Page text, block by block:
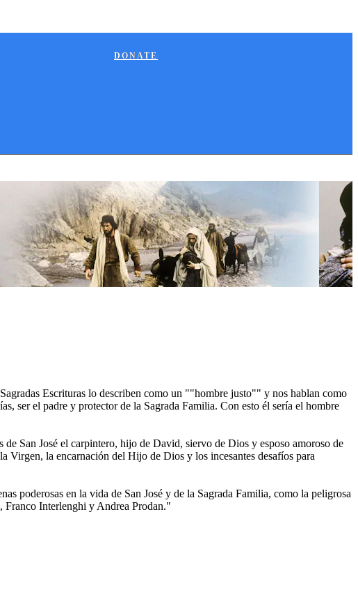
DONATE
Escrituras lo describen como un ""hombre justo"" y nos hablan como
ser el padre y protector de la Sagrada Familia. Con esto él sería el hombre
San José el carpintero, hijo de David, siervo de Dios y esposo amoroso de
Virgen, la encarnación del Hijo de Dios y los incesantes desafíos para
poderosas en la vida de San José y de la Sagrada Familia, como la peligrosa
Franco Interlenghi y Andrea Prodan."